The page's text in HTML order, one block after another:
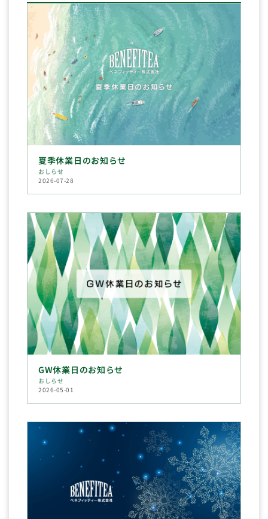
夏季休業日のお知らせ
おしらせ
2026-07-28
GW休業日のお知らせ
おしらせ
2026-05-01